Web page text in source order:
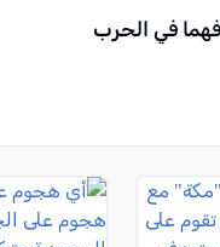
في الحرب